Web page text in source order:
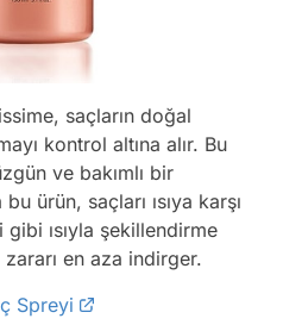
saçların doğal
kontrol altına alır. Bu
ve bakımlı bir
ürün, saçları ısıya karşı
ısıyla şekillendirme
en aza indirger.
Spreyi